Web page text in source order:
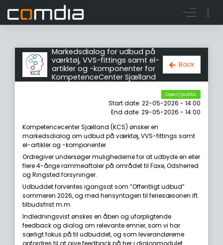
Go to login Register account
Markedsdialog for udbud på
værktøj, VVS-fittings samt el-
artikler og -komponenter for
KompetenceCenter Sjælland
Back
Open/public
Start date: 22-05-2026 - 14:00
End date: 29-05-2026 - 14:00
Kompetencecenter Sjælland (KCS) ønsker en
markedsdialog om udbud på værktøj, VVS-fittings samt
el-artikler og -komponenter.
Ordregiver undersøger mulighederne for at udbyde en eller
flere 4-årige rammeaftaler på området til Faxe, Odsherred
og Ringsted forsyninger.
Udbuddet forventes igangsat som ”Offentligt udbud”
sommeren 2026, og med hensyntagen til feriesæsonen ift.
tilbudsfrist m.m.
Indledningsvist ønskes en åben og uforpligtende
feedback og dialog om relevante emner, som vi har
særligt fokus på til udbuddet, og som leverandørerne
opfordres til at give feedback på her i dialogmodulet.